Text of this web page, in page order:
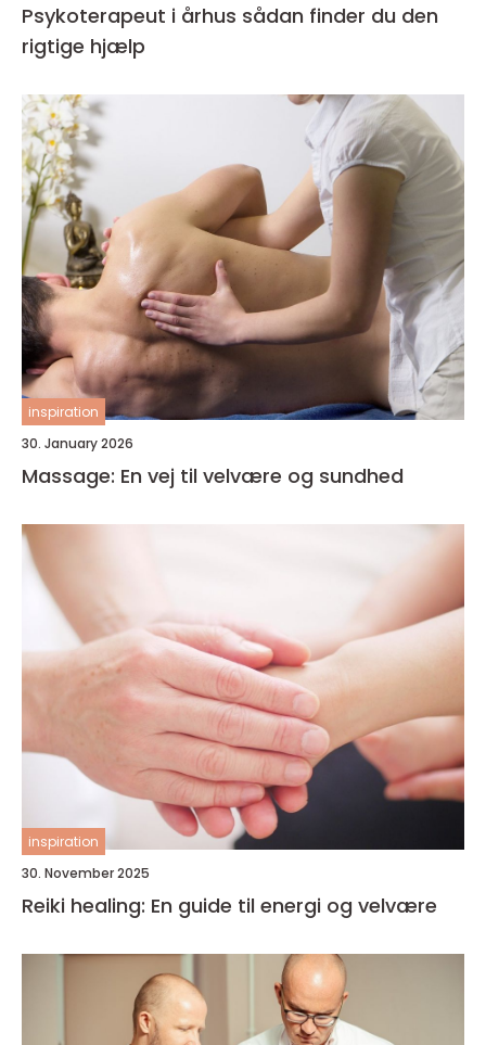
Psykoterapeut i århus sådan finder du den
rigtige hjælp
inspiration
30. January 2026
Massage: En vej til velvære og sundhed
inspiration
30. November 2025
Reiki healing: En guide til energi og velvære